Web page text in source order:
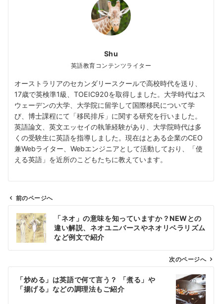
Shu
英語教育コンテンツライター
オーストラリアのセカンダリースクールで高校時代を送り、
17歳で英検準1級、TOEIC920を取得しました。大学時代はス
ウェーデンの大学、大学院に留学して国際移民について学
び、博士課程にて「移民排斥」に関する研究を行いました。
英語論文、英文エッセイの執筆経験があり、大学院時代は多
くの受験生に英語を指導しました。現在はとある企業のCEO
兼Webライター、Webエンジニアとして活動しており、「使
える英語」を近所のこどもたちに教えています。
前のページへ
「ネオ」の意味を知っていますか？NEWとの
違い解説、ネオユニバースやネオリベラリズム
など例文で紹介
次のページへ
「炒める」は英語で何て言う？ 「煮る」や
「揚げる」などの調理法もご紹介